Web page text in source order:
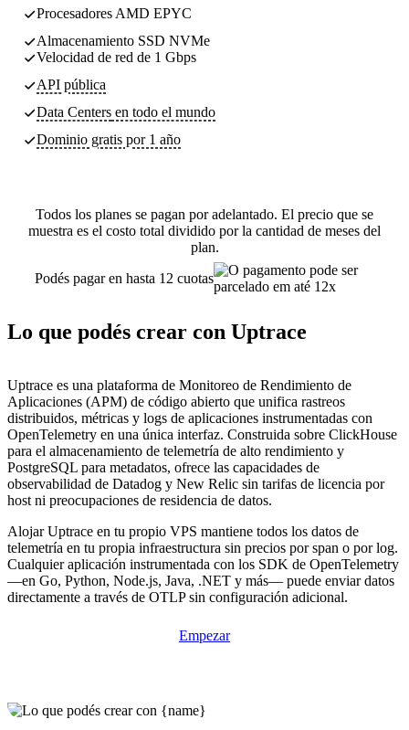
Procesadores AMD EPYC
Almacenamiento SSD NVMe
Velocidad de red de 1 Gbps
API pública
Data Centers en todo el mundo
Dominio gratis por 1 año
Todos los planes se pagan por adelantado. El precio que se
muestra es el costo total dividido por la cantidad de meses del
plan.
Podés pagar en hasta 12 cuotas
Lo que podés crear con Uptrace
Uptrace es una plataforma de Monitoreo de Rendimiento de
Aplicaciones (APM) de código abierto que unifica rastreos
distribuidos, métricas y logs de aplicaciones instrumentadas con
OpenTelemetry en una única interfaz. Construida sobre ClickHouse
para el almacenamiento de telemetría de alto rendimiento y
PostgreSQL para metadatos, ofrece las capacidades de
observabilidad de Datadog y New Relic sin tarifas de licencia por
host ni preocupaciones de residencia de datos.
Alojar Uptrace en tu propio VPS mantiene todos los datos de
telemetría en tu propia infraestructura sin precios por span o por log.
Cualquier aplicación instrumentada con los SDK de OpenTelemetry
—en Go, Python, Node.js, Java, .NET y más— puede enviar datos
directamente a través de OTLP sin configuración adicional.
Empezar